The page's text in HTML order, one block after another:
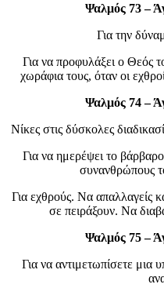
Ψαλμός 73 –
Για την
Για να προφυλάξει ο Θεός
χωράφια τους, όταν οι
Ψαλμός 74 –
Νίκες στις δύσκολες
Για να ημερέψει το
συνανθρώπους
Για εχθρούς. Να απαλλαγείς
σε πειράξουν. Να
Ψαλμός 75 –
Για να αντιμετωπίσετε μια